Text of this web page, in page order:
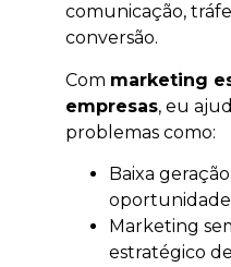
comunicação,
conversão.
Com marketing
empresas, eu
problemas como:
Baixa
Marketing
estratégico